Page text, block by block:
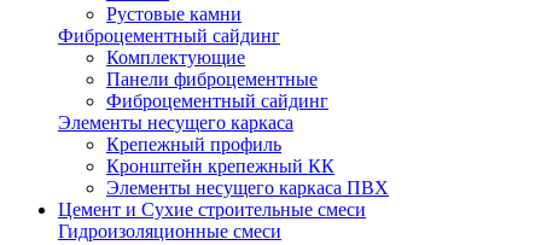
Рустовые камни
Фиброцементный сайдинг
Комплектующие
Панели фиброцементные
Фиброцементный сайдинг
Элементы несущего каркаса
Крепежный профиль
Кронштейн крепежный КК
Элементы несущего каркаса ПВХ
Цемент и Сухие строительные смеси
Гидроизоляционные смеси